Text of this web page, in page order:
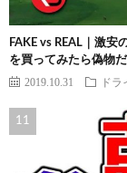
FAKE vs REAL｜激
を買ってみたら偽物
2019.10.31 ド